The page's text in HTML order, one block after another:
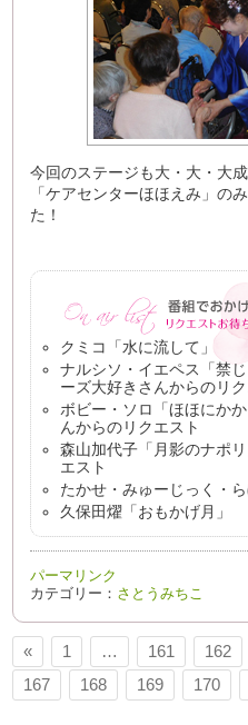
今回のステージも大・大・大
「ケアセンターほほえみ」の
た！
クミコ「水に流して」
ナルシソ・イエペス「禁
ーズ大好きさんからのリ
ボビー・ソロ「ほほにか
んからのリクエスト
森山加代子「月影のナポ
エスト
たかせ・みゅーじっく・
久保田燿「おもかげ月」
パーマリンク
カテゴリー： さとうみちこ
« 1 … 161 162
167
168 169 170